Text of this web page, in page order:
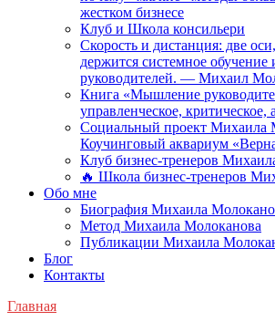
жестком бизнесе
Клуб и Школа консильери
Скорость и дистанция: две
держится системное обучение
руководителей. — Михаил
Книга «Мышление
управленческое, критическое,
Социальный проект Михаила
Коучинговый аквариум
Клуб бизнес-тренеров
🔥 Школа бизнес-тренеров
Обо мне
Биография Михаила
Метод Михаила Молоканова
Публикации Михаила
Блог
Контакты
Главная